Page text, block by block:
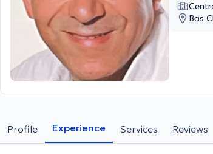
Bas
Profile Experience Services Reviews